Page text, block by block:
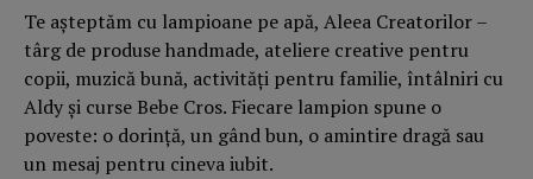
Te așteptăm cu lampioane pe apă, Aleea Creatorilor –
târg de produse handmade, ateliere creative pentru
copii, muzică bună, activități pentru familie, întâlniri cu
Aldy și curse Bebe Cros. Fiecare lampion spune o
poveste: o dorință, un gând bun, o amintire dragă sau
un mesaj pentru cineva iubit.